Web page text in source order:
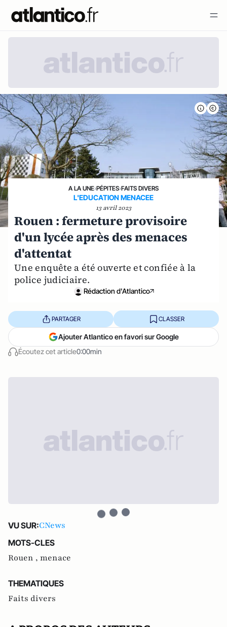
A LA UNE›PÉPITES›FAITS DIVERS
L'EDUCATION MENACEE
13 avril 2023
Rouen : fermeture provisoire
d'un lycée après des menaces
d'attentat
Une enquête a été ouverte et confiée à la
police judiciaire.
Rédaction d'Atlantico
Écoutez cet article0:00min
PARTAGER CLASSER
Ajouter Atlantico en favori sur Google
VU SUR:CNews
MOTS-CLES
Rouen , menace
THEMATIQUES
Faits divers